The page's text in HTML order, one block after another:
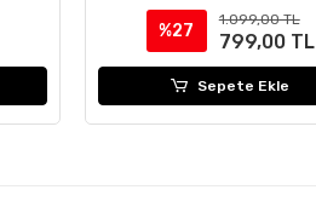
%27
1.099,00 TL
799,00 TL
Sepete Ekle